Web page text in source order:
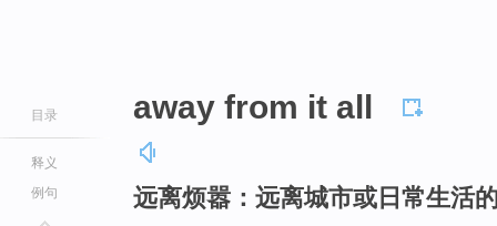
目录
释义
例句
away from it all
远离烦嚣：远离城市或日常生活